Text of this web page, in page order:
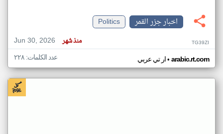
اخبار جزر القمر
Politics
Jun 30, 2026
منذ شهر TG39ZI
ار تي عربي• arabic.rt.com عدد الكلمات: ٢٢٨